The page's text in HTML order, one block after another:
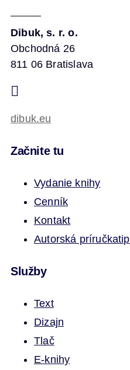
Dibuk, s. r. o.
Obchodná 26
811 06 Bratislava
dibuk.eu
Začnite tu
Vydanie knihy
Cenník
Kontakt
Autorská príručkatip
Služby
Text
Dizajn
Tlač
E-knihy